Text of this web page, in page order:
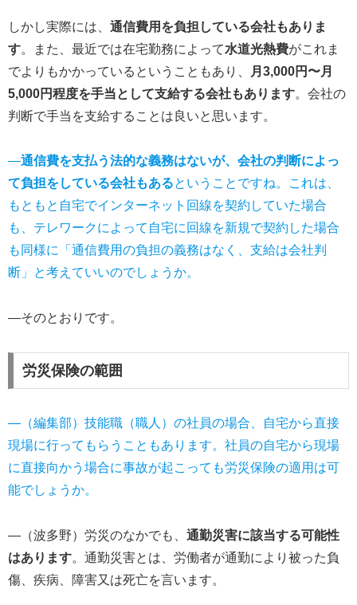
しかし実際には、 通信費用を負担している会社もありま
す。また、最近では在宅勤務によって水道光熱費がこれま
でよりもかかっているということもあり、
月3,000円〜月
5,000円程度を手当として支給する会社もあります。会社の
判断で手当を支給することは良いと思います。
―通信費を支払う法的な義務はないが、会社の判断によっ
て負担をしている会社もあるということですね。これは、
もともと自宅でインターネット回線を契約していた場合
も、テレワークによって自宅に回線を新規で契約した場合
も同様に「通信費用の負担の義務はなく、支給は会社判
断」と考えていいのでしょうか。
―そのとおりです。
労災保険の範囲
―（編集部）技能職（職人）の社員の場合、自宅から直接
現場に行ってもらうこともあります。社員の自宅から現場
に直接向かう場合に事故が起こっても労災保険の適用は可
能でしょうか。
―（波多野）労災のなかでも、 通勤災害に該当する可能性
はあります。通勤災害とは、労働者が通勤により被った負
傷、疾病、障害又は死亡を言います。